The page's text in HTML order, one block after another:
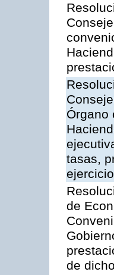
Órgano
tasas,
de
de